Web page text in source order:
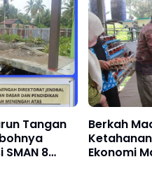
Tangan
8
Berkah
Ekonomi